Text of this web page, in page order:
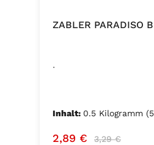
ZABLER PARADISO
.
Inhalt: 0.5 Kilogramm
Verkaufspreis:
2,89 € Regulärer Preis:
3,29 €